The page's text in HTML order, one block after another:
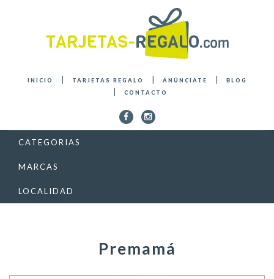
INICIO TARJETAS REGALO ANÚNCIATE
BLOG
CONTACTO
CATEGORIAS
MARCAS
LOCALIDAD
Premamá